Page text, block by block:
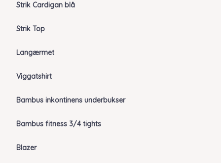
Strik Cardigan blå
Strik Top
Langærmet
Viggatshirt
Bambus inkontinens underbukser
Bambus fitness 3/4 tights
Blazer